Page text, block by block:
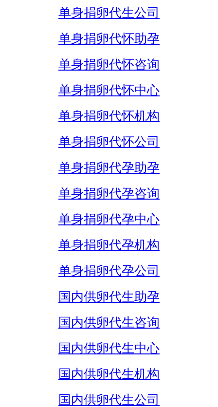
单身捐卵代生公司
单身捐卵代怀助孕
单身捐卵代怀咨询
单身捐卵代怀中心
单身捐卵代怀机构
单身捐卵代怀公司
单身捐卵代孕助孕
单身捐卵代孕咨询
单身捐卵代孕中心
单身捐卵代孕机构
单身捐卵代孕公司
国内供卵代生助孕
国内供卵代生咨询
国内供卵代生中心
国内供卵代生机构
国内供卵代生公司